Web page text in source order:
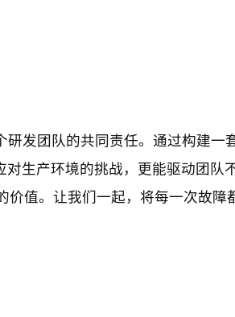
研发团队的共同责任。通过构建一
生产环境的挑战，更能驱动团队
价值。让我们一起，将每一次故障